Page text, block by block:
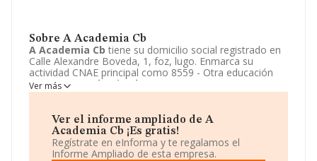
Sobre A Academia Cb
A Academia Cb tiene su domicilio social registrado en
Calle Alexandre Boveda, 1, foz, lugo. Enmarca su
actividad CNAE principal como 8559 - Otra educación
n.c.o.p..A Academia Cb
Comunidad de bienes.
Ver más
Ver el informe ampliado de A
Academia Cb ¡Es gratis!
Regístrate en eInforma y te regalamos el
Informe Ampliado de esta empresa.